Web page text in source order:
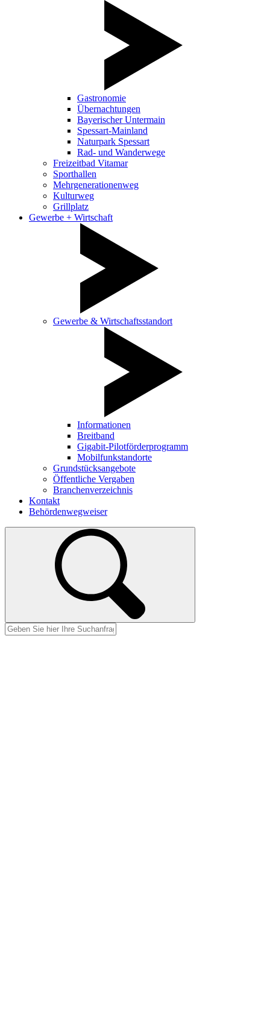
Gastronomie
Übernachtungen
Bayerischer Untermain
Spessart-Mainland
Naturpark Spessart
Rad- und Wanderwege
Freizeitbad Vitamar
Sporthallen
Mehrgenerationenweg
Kulturweg
Grillplatz
Gewerbe + Wirtschaft
Gewerbe & Wirtschaftsstandort
Informationen
Breitband
Gigabit-Pilotförderprogramm
Mobilfunkstandorte
Grundstücksangebote
Öffentliche Vergaben
Branchenverzeichnis
Kontakt
Behördenwegweiser